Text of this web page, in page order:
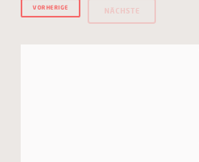
VORHERIGE NÄCHSTE